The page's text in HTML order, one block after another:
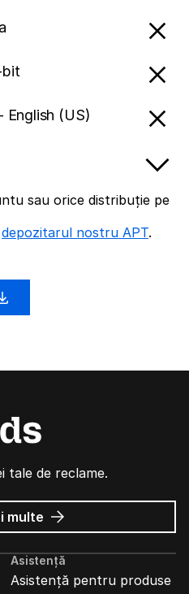
bit
English (US)
sau orice distribuție pe
depozitarul nostru APT.
tale de reclame.
multe despre
Reclame
Mozilla
Asistență
Asistență pentru produse